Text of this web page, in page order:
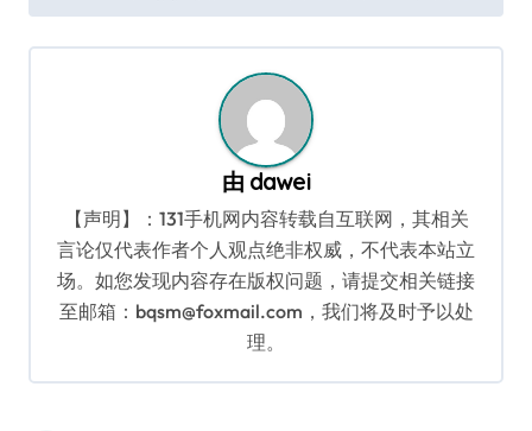
导
由 dawei
【声明】：131手机网内容转载自互联网，其相关
言论仅代表作者个人观点绝非权威，不代表本站立
场。如您发现内容存在版权问题，请提交相关链接
至邮箱：bqsm@foxmail.com，我们将及时予以处
理。